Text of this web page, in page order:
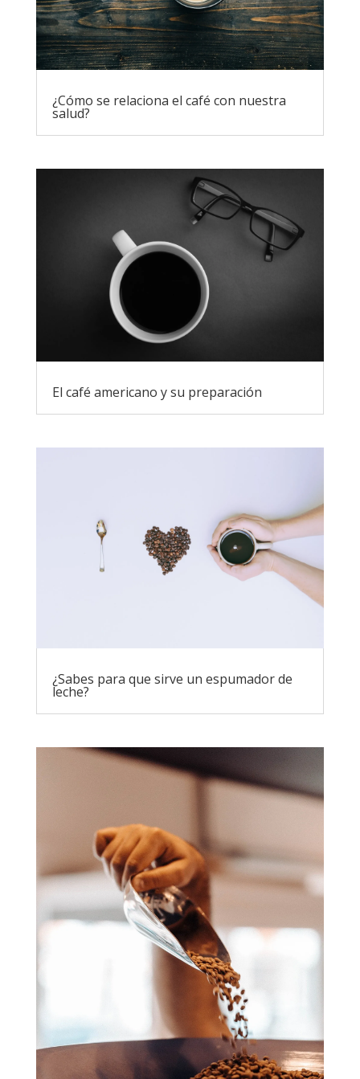
¿Cómo se relaciona el café con nuestra
salud?
El café americano y su preparación
¿Sabes para que sirve un espumador de
leche?